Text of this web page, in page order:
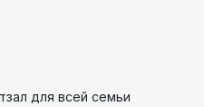
для всей семьи